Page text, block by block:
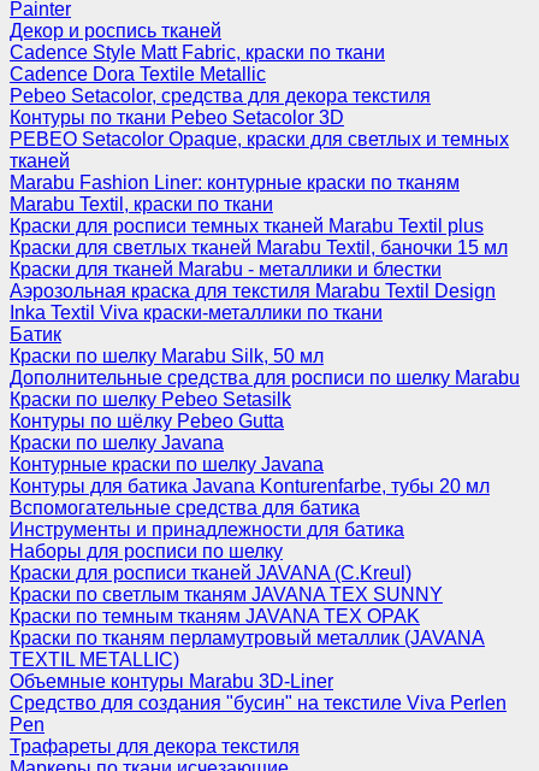
Painter
Декор и роспись тканей
Cadence Style Matt Fabric, краски по ткани
Cadence Dora Textile Metallic
Pebeo Setacolor, средства для декора текстиля
Контуры по ткани Pebeo Setacolor 3D
PEBEO Setacolor Opaque, краски для светлых и темных
тканей
Marabu Fashion Liner: контурные краски по тканям
Marabu Textil, краски по ткани
Краски для росписи темных тканей Marabu Textil plus
Краски для светлых тканей Marabu Textil, баночки 15 мл
Краски для тканей Marabu - металлики и блестки
Аэрозольная краска для текстиля Marabu Textil Design
Inka Textil Viva краски-металлики по ткани
Батик
Краски по шелку Marabu Silk, 50 мл
Дополнительные средства для росписи по шелку Marabu
Краски по шелку Pebeo Setasilk
Контуры по шёлку Pebeo Gutta
Краски по шелку Javana
Контурные краски по шелку Javana
Контуры для батика Javana Konturenfarbe, тубы 20 мл
Вспомогательные средства для батика
Инструменты и принадлежности для батика
Наборы для росписи по шелку
Краски для росписи тканей JAVANA (C.Kreul)
Краски по светлым тканям JAVANA TEX SUNNY
Краски по темным тканям JAVANA TEX OPAK
Краски по тканям перламутровый металлик (JAVANA
TEXTIL METALLIC)
Объемные контуры Marabu 3D-Liner
Средство для создания "бусин" на текстиле Viva Perlen
Pen
Трафареты для декора текстиля